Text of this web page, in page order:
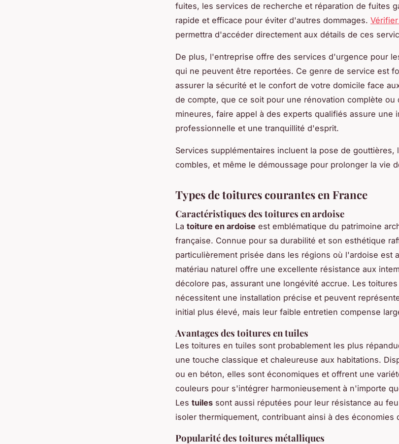
fuites, les services de recherche et réparation de fuites
rapide et efficace pour éviter d'autres dommages.
permettra d'accéder directement aux détails de ces
De plus, l'entreprise offre des services d'urgence pour
qui ne peuvent être reportées. Ce genre de service est
assurer la sécurité et le confort de votre domicile face
de compte, que ce soit pour une rénovation complète ou
mineures, faire appel à des experts qualifiés assure une
professionnelle et une tranquillité d'esprit.
Services supplémentaires incluent la pose de gouttières,
combles, et même le démoussage pour prolonger la vie
Types de toitures courantes en France
Caractéristiques des toitures en ardoise
La toiture en ardoise est emblématique du patrimoine
française. Connue pour sa durabilité et son esthétique
particulièrement prisée dans les régions où l'ardoise est
matériau naturel offre une excellente résistance aux
décolore pas, assurant une longévité accrue. Les
nécessitent une installation précise et peuvent
initial plus élevé, mais leur faible entretien compense
Avantages des toitures en tuiles
Les toitures en tuiles sont probablement les plus
une touche classique et chaleureuse aux habitations.
ou en béton, elles sont économiques et offrent une
couleurs pour s'intégrer harmonieusement à n'importe
Les tuiles sont aussi réputées pour leur résistance au
isoler thermiquement, contribuant ainsi à des économies
Popularité des toitures métalliques